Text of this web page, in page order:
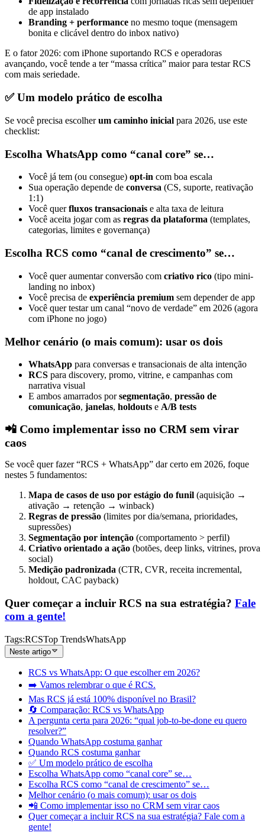
de app instalado
Branding + performance no mesmo toque (mensagem
bonita e clicável dentro do inbox nativo)
E o fator 2026: com iPhone suportando RCS e operadoras
avançando, você tende a ter “massa crítica” maior para testar RCS
com mais seriedade.
✅ Um modelo prático de escolha
Se você precisa escolherum caminho inicial para 2026, use este
checklist:
Escolha WhatsApp como “canal core” se…
Você já tem (ou consegue) opt-in com boa escala
Sua operação depende de conversa (CS, suporte, reativação
1:1)
Você querfluxos transacionais e alta taxa de leitura
Você aceita jogar com as regras da plataforma (templates,
categorias, limites e governança)
Escolha RCS como “canal de crescimento” se…
Você quer aumentar conversão com criativo rico (tipo mini-
landing no inbox)
Você precisa de experiência premium sem depender de app
Você quer testar um canal “novo de verdade” em 2026 (agora
com iPhone no jogo)
Melhor cenário (o mais comum): usar os dois
WhatsApp para conversas e transacionais de alta intenção
RCS para discovery, promo, vitrine, e campanhas com
narrativa visual
E ambos amarrados porsegmentação, pressão de
comunicação, janelas, holdouts e A/B tests
📲 Como implementar isso no CRM sem virar
caos
Se você quer fazer “RCS + WhatsApp” dar certo em 2026, foque
nestes 5 fundamentos:
Mapa de casos de uso por estágio do funil (aquisição →
ativação → retenção → winback)
Regras de pressão (limites por dia/semana, prioridades,
supressões)
Segmentação por intenção (comportamento > perfil)
Criativo orientado a ação (botões, deep links, vitrines, prova
social)
Medição padronizada (CTR, CVR, receita incremental,
holdout, CAC payback)
Quer começar a incluir RCS na sua estratégia? Fale
com a gente!
Tags:RCSTop TrendsWhatsApp
Neste artigo
RCS vs WhatsApp: O que escolher em 2026?
➡️ Vamos relembrar o que é RCS.
Mas RCS já está 100% disponível no Brasil?
🔄 Comparação: RCS vs WhatsApp
A pergunta certa para 2026: “qual job-to-be-done eu quero
resolver?”
Quando WhatsApp costuma ganhar
Quando RCS costuma ganhar
✅ Um modelo prático de escolha
Escolha WhatsApp como “canal core” se…
Escolha RCS como “canal de crescimento” se…
Melhor cenário (o mais comum): usar os dois
📲 Como implementar isso no CRM sem virar caos
Quer começar a incluir RCS na sua estratégia? Fale com a
gente!